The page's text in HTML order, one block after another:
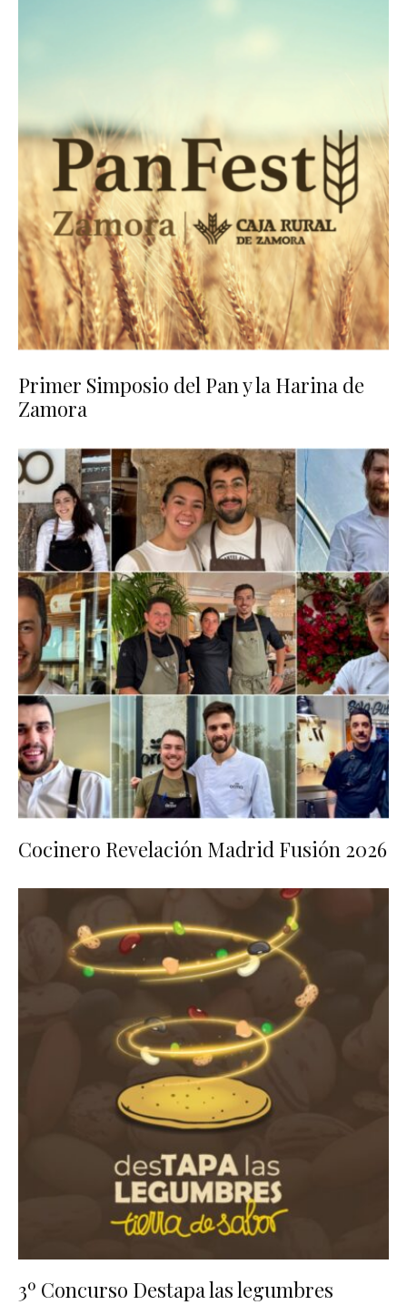
Primer Simposio del Pan y la Harina de
Zamora
Cocinero Revelación Madrid Fusión 2026
3º Concurso Destapa las legumbres